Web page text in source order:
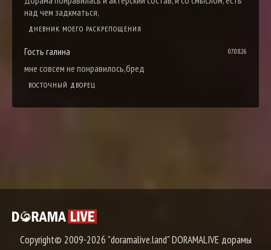
над чем задкматься,
ДНЕВНИК МОЕГО РАСКРЕПОЩЕНИЯ
Гость галина 07.08.26
мне совсем не понравилось,бред
ВОСТОЧНЫЙ ДВОРЕЦ
Copyright© 2009-2026 "doramalive.land" DORAMALIVE дорамы